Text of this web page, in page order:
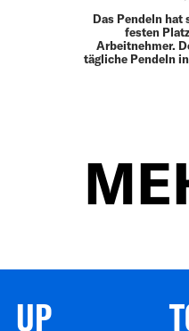
Das Pendeln
festen
Arbeitnehmer.
tägliche Pendeln
UP